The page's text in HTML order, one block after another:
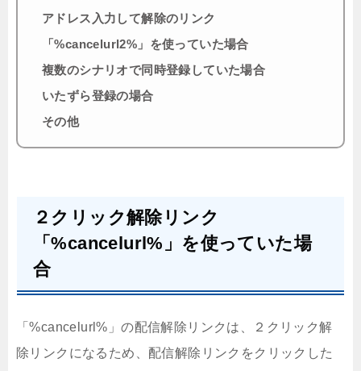
アドレス入力して解除のリンク
「%cancelurl2%」を使っていた場合
複数のシナリオで同時登録していた場合
いたずら登録の場合
その他
２クリック解除リンク
「%cancelurl%」を使っていた場
合
「%cancelurl%」の配信解除リンクは、２クリック解
除リンクになるため、配信解除リンクをクリックした